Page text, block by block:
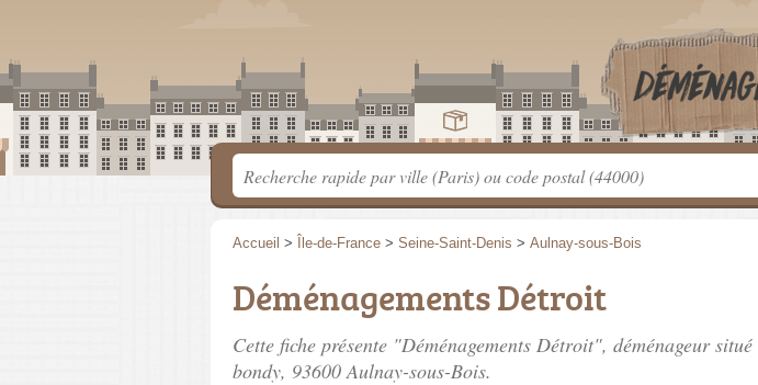
Accueil > Île-de-France > Seine-Saint-Denis > Aulnay-sous-Bois
Déménagements Détroit
Cette fiche présente "Déménagements Détroit", déménageur situé
bondy, 93600 Aulnay-sous-Bois.